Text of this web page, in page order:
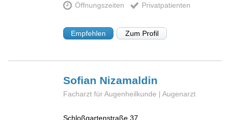
Öffnungszeiten Privatpatienten
Empfehlen Zum Profil
Sofian Nizamaldin
Facharzt für Augenheilkunde | Augenarzt
Schloßgartenstraße 37